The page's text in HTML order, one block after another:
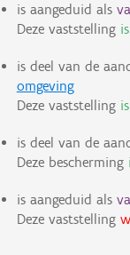
is aangeduid als
Deze vaststelling
is deel van de
omgeving
Deze vaststelling
is deel van de
Deze bescherming
is aangeduid als
Deze vaststelling